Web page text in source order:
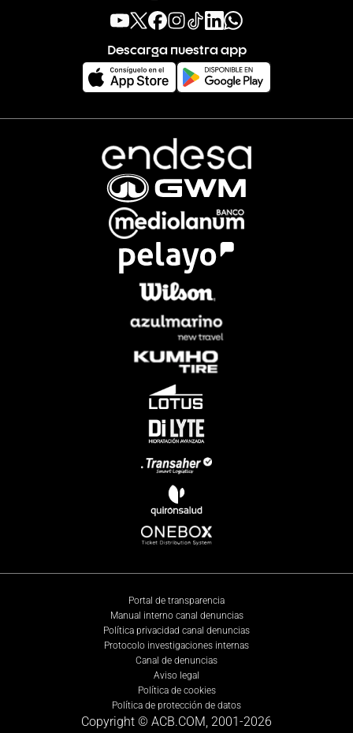
Descarga nuestra app
Portal de transparencia
Manual interno canal denuncias
Política privacidad canal denuncias
Protocolo investigaciones internas
Canal de denuncias
Aviso legal
Política de cookies
Política de protección de datos
Copyright © ACB.COM, 2001-2026